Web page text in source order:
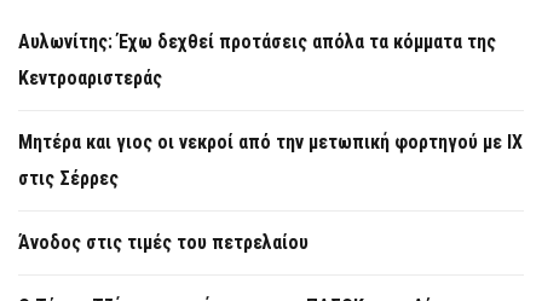
Αυλωνίτης: Έχω δεχθεί προτάσεις απόλα τα κόμματα της
Κεντροαριστεράς
Μητέρα και γιος οι νεκροί από την μετωπική φορτηγού με ΙΧ
στις Σέρρες
Άνοδος στις τιμές του πετρελαίου